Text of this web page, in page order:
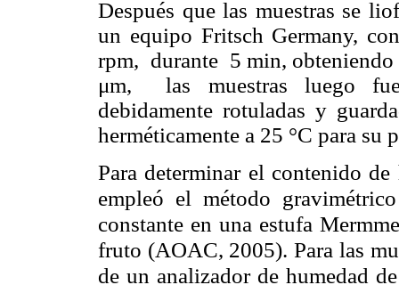
Después que las muestras se
un equipo Fritsch Germany,
rpm, durante 5 min, obteniendo
μm, las muestras luego
debidamente rotuladas y
herméticamente a 25 °C para su
Para determinar el contenido
empleó el método
constante en una estufa
fruto (AOAC, 2005). Para las
de un analizador de humedad